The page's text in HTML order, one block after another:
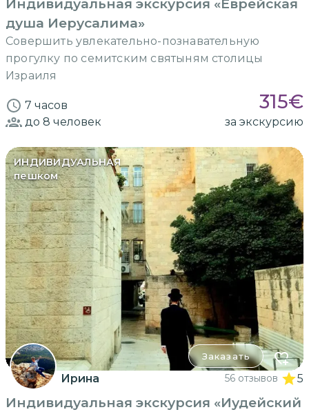
Индивидуальная экскурсия «Еврейская
душа Иерусалима»
Совершить увлекательно-познавательную
прогулку по семитским святыням столицы
Израиля
7 часов 315€
до 8 человек за экскурсию
ИНДИВИДУАЛЬНАЯ
пешком
Заказать
Ирина 56 отзывов 5
Индивидуальная экскурсия «Иудейский